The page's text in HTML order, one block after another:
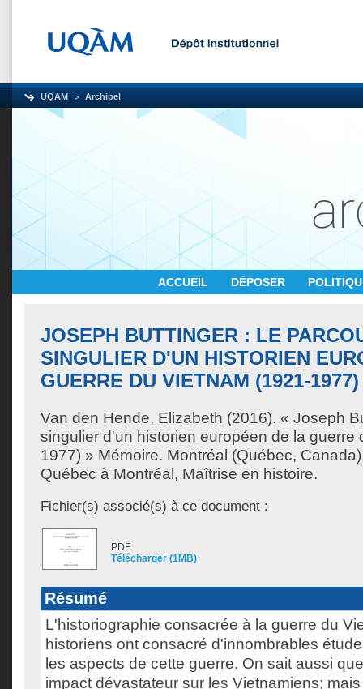
UQAM Archipel
ACCUEIL DÉPOSER
JOSEPH BUTTINGER : LE
SINGULIER D'UN HISTORIEN
GUERRE DU VIETNAM (1921-1977)
Van den Hende, Elizabeth (2016). « Joseph
singulier d'un historien européen de la guerre
1977) » Mémoire. Montréal (Québec,
Québec à Montréal, Maîtrise en histoire.
Fichier(s) associé(s) à ce document :
PDF
Télécharger (1MB)
Résumé
L'historiographie consacrée à la guerre du
historiens ont consacré d'innombrables
les aspects de cette guerre. On sait aussi
impact dévastateur sur les Vietnamiens;